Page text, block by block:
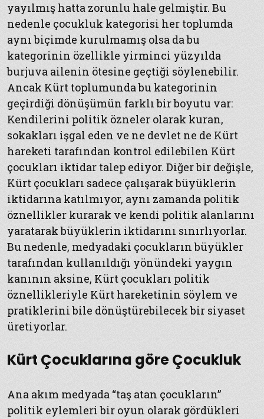
yayılmış hatta zorunlu hale gelmiştir. Bu
nedenle çocukluk kategorisi her toplumda
aynı biçimde kurulmamış olsa da bu
kategorinin özellikle yirminci yüzyılda
burjuva ailenin ötesine geçtiği söylenebilir.
Ancak Kürt toplumunda bu kategorinin
geçirdiği dönüşümün farklı bir boyutu var:
Kendilerini politik özneler olarak kuran,
sokakları işgal eden ve ne devlet ne de Kürt
hareketi tarafından kontrol edilebilen Kürt
çocukları iktidar talep ediyor. Diğer bir değişle,
Kürt çocukları sadece çalışarak büyüklerin
iktidarına katılmıyor, aynı zamanda politik
öznellikler kurarak ve kendi politik alanlarını
yaratarak büyüklerin iktidarını sınırlıyorlar.
Bu nedenle, medyadaki çocukların büyükler
tarafından kullanıldığı yönündeki yaygın
kanının aksine, Kürt çocukları politik
öznellikleriyle Kürt hareketinin söylem ve
pratiklerini bile dönüştürebilecek bir siyaset
üretiyorlar.
Kürt Çocuklarına göre Çocukluk
Ana akım medyada “taş atan çocukların”
politik eylemleri bir oyun olarak gördükleri